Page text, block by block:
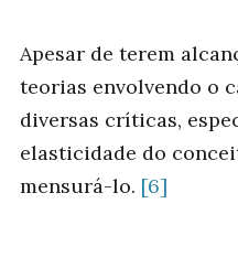
Apesar de terem
teorias envolvendo o
diversas críticas,
elasticidade do
mensurá-lo. [6]